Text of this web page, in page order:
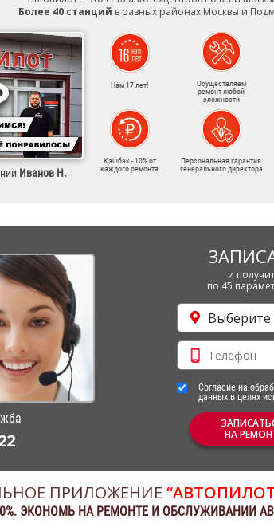
Более 40 станций в разных районах Москвы и
Иванов Н.
Нам 17 лет!
Осуществляем
ремонт любой
сложности
Кэшбэк - 10% от
каждого ремонта
Персональная гарантия
генерального директора
и
по 45
Выберите
Согласие на
данных в целях
НА
ПРИЛОЖЕНИЕ
ЭКОНОМЬ НА РЕМОНТЕ И ОБСЛУЖИВАНИИ